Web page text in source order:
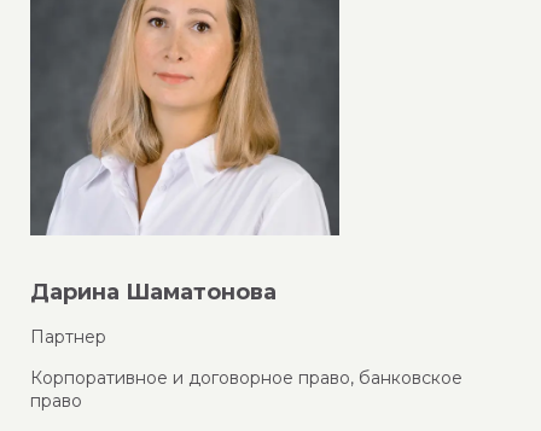
Дарина Шаматонова
Партнер
Корпоративное и договорное право, банковское
право